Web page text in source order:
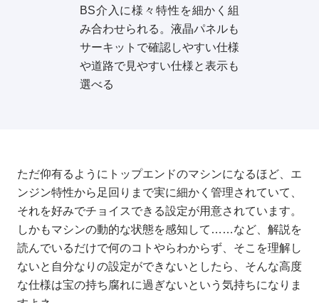
BS介入に様々特性を細かく組
み合わせられる。液晶パネルも
サーキットで確認しやすい仕様
や道路で見やすい仕様と表示も
選べる
ただ仰有るようにトップエンドのマシンになるほど、エ
ンジン特性から足回りまで実に細かく管理されていて、
それを好みでチョイスできる設定が用意されています。
しかもマシンの動的な状態を感知して……など、解説を
読んでいるだけで何のコトやらわからず、そこを理解し
ないと自分なりの設定ができないとしたら、そんな高度
な仕様は宝の持ち腐れに過ぎないという気持ちになりま